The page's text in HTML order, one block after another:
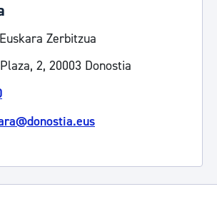
Zerbitzua
2, 20003 Donostia